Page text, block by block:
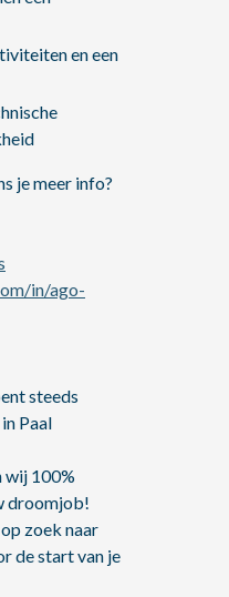
en een
je meer info?
in/ago-
steeds
Paal
wij 100%
droomjob!
zoek naar
de start van je